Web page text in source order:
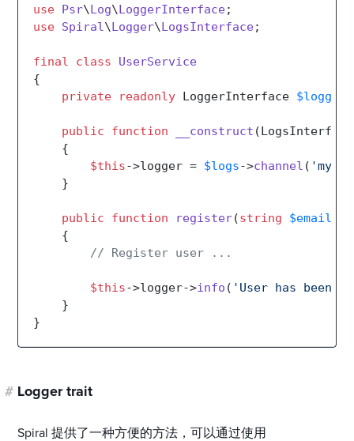
use Psr\Log\LoggerInterface
use Spiral\Logger\LogsInterface;
final class
UserService
{
private
readonly LoggerInterface $logger
public function __construct (
{
$this->logger = $logs->channel ( 'my-
    }
public function register(string $email
{
// Register user ...
$this->logger->info ( 'User has been
    }
# Logger trait
Spiral 提供了一种方便的方法，可以通过使用